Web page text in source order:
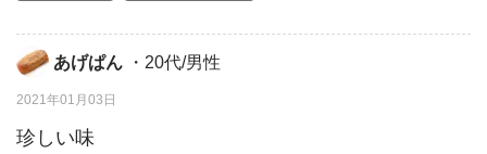
あげぱん ・20代/男性
2021年01月03日
珍しい味